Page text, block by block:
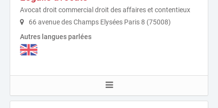
Avocat droit commercial droit des affaires et contentieux
66 avenue des Champs Elysées Paris 8 (75008)
Autres langues parlées